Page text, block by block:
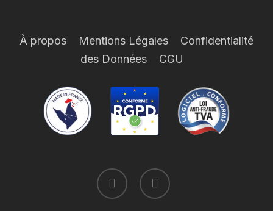
À propos Mentions Légales
Confidentialité
des Données
CGU
x-
twitter
linkedin